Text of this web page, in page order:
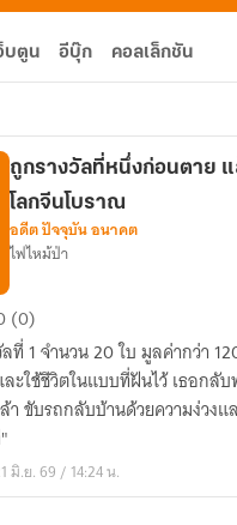
บตูน อีบุ๊ก คอลเล็กชัน
ถูกรางวัลที่หนึ่งก่อนตาย แ
โลกจีนโบราณ
อดีต ปัจจุบัน อนาคต
ไฟไหม้ป่า
(0)
ลที่ 1 จำนวน 20 ใบ มูลค่ากว่า
ละใช้ชีวิตในแบบที่ฝันไว้ เธอกลั
า ขับรถกลับบ้านด้วยความง่วง
มิ.ย. 69 / 14:24 น.